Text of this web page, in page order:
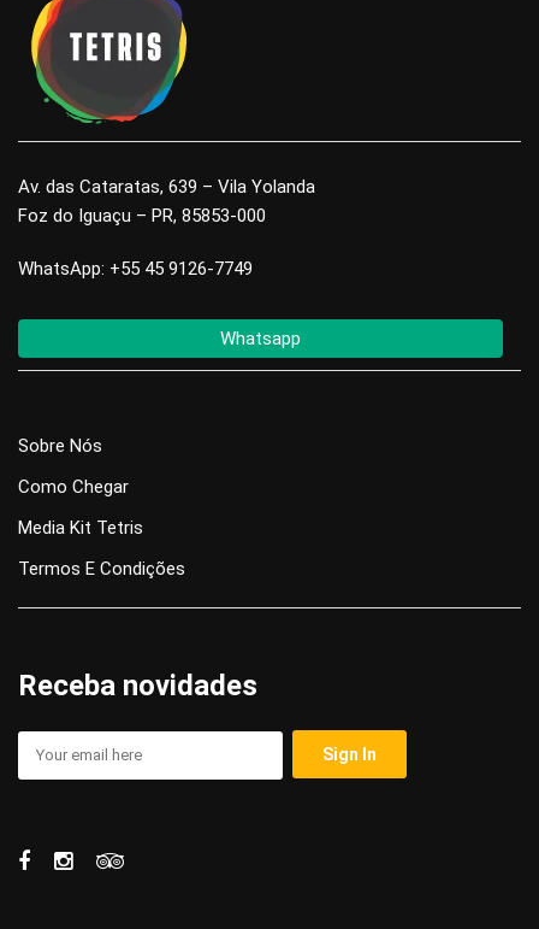
Av. das Cataratas, 639 – Vila Yolanda
Foz do Iguaçu – PR, 85853-000
WhatsApp: +55 45 9126-7749
Whatsapp
Sobre Nós
Como Chegar
Media Kit Tetris
Termos E Condições
Receba novidades